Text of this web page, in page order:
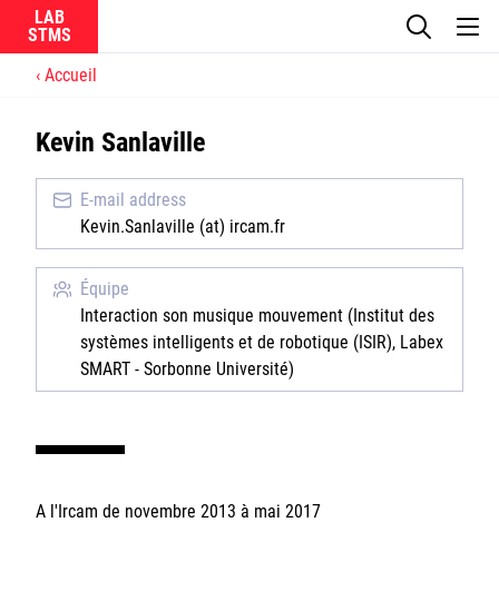
LAB
Sorbonne Université
La recherche
Actualités
Équipes
Accueil
Kevin Sanlaville
E-mail address
Kevin.Sanlaville (at) ircam.fr
Équipe
Interaction son musique mouvement (Institut des
systèmes intelligents et de robotique (ISIR), Labex
SMART - Sorbonne Université)
A l'Ircam de novembre 2013 à mai 2017